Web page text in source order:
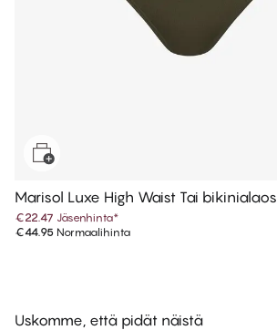
Marisol Luxe High Waist Tai
€22.47 Jäsenhinta*
€44.95 Normaalihinta
Uskomme, että pidät näistä